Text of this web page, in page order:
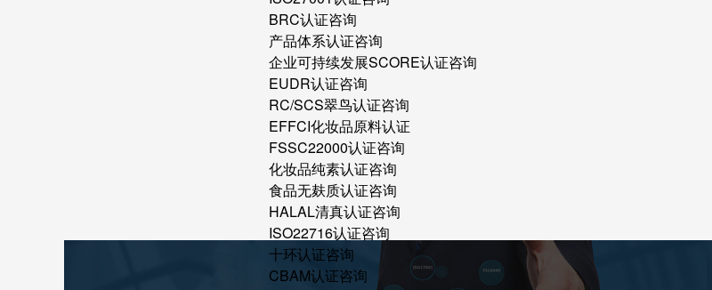
BRC认证咨询
产品体系认证咨询
企业可持续发展SCORE认证咨询
EUDR认证咨询
RC/SCS翠鸟认证咨询
EFFCI化妆品原料认证
FSSC22000认证咨询
化妆品纯素认证咨询
食品无麸质认证咨询
HALAL清真认证咨询
ISO22716认证咨询
十环认证咨询
CBAM认证咨询